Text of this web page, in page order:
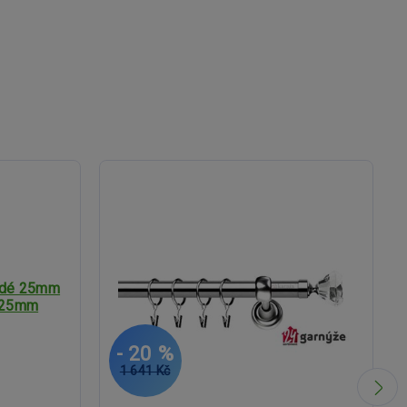
1 641 Kč
- 20 %